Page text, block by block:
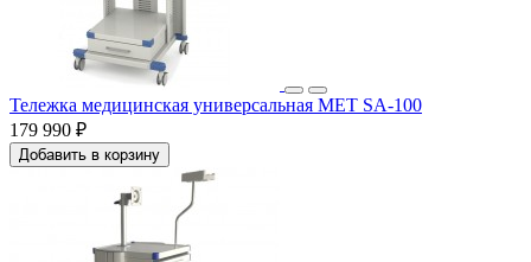
Тележка медицинская универсальная МЕТ SA-100
179 990 ₽
Добавить в корзину